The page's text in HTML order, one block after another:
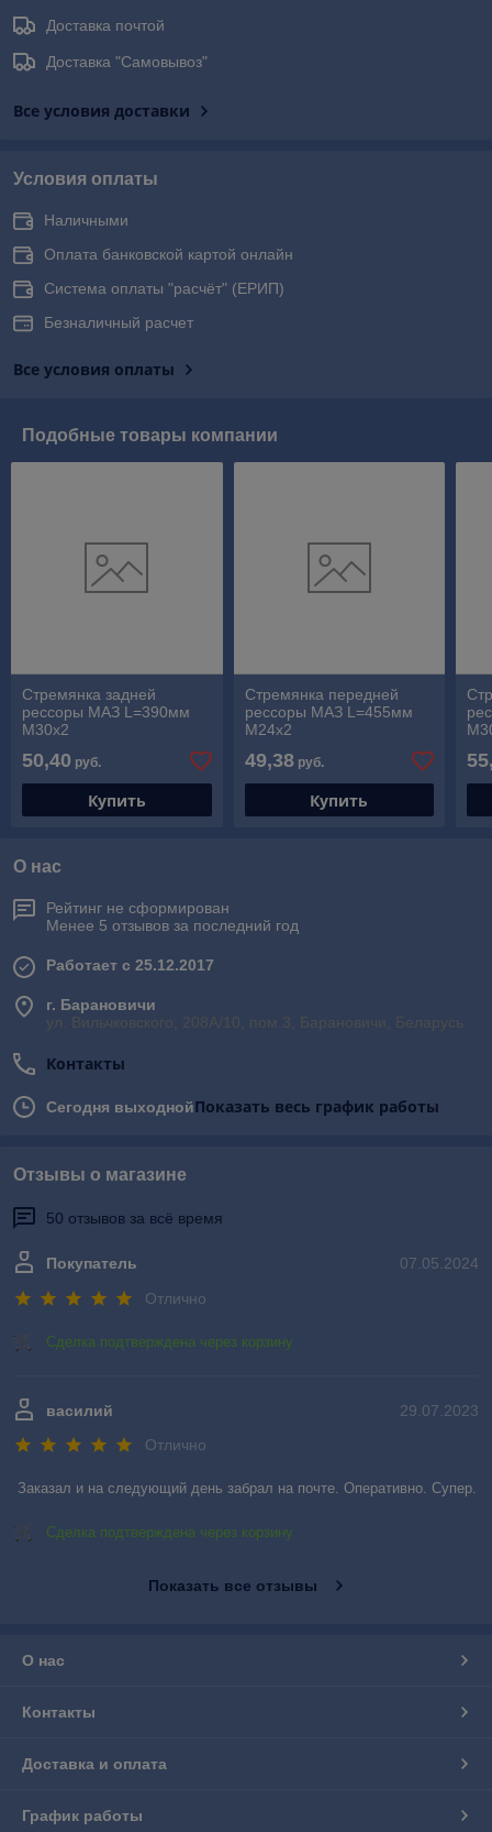
Доставка почтой
Доставка "Самовывоз"
Все условия доставки
Условия оплаты
Наличными
Оплата банковской картой онлайн
Система оплаты "расчёт" (ЕРИП)
Безналичный расчет
Все условия оплаты
Подобные товары компании
Стремянка задней
рессоры МАЗ L=390мм
М30х2
50,40 руб.
Купить
Стремянка передней
рессоры МАЗ L=455мм
М24х2
49,38руб.
Купить
О нас
Рейтинг не сформирован
Менее 5 отзывов за последний год
Работает с 25.12.2017
г. Барановичи
ул. Вильчковского, 208А/10, пом.3, Барановичи, Беларусь
Контакты
Сегодня выходнойПоказать весь график работы
Отзывы о магазине
50 отзывов за всё время
07.05.2024
Покупатель
Отлично
Сделка подтверждена через корзину
29.07.2023
василий
Отлично
Заказал и на следующий день забрал на почте. Оперативно. Супер.
Сделка подтверждена через корзину
Показать все отзывы
О нас
Контакты
Доставка и оплата
График работы